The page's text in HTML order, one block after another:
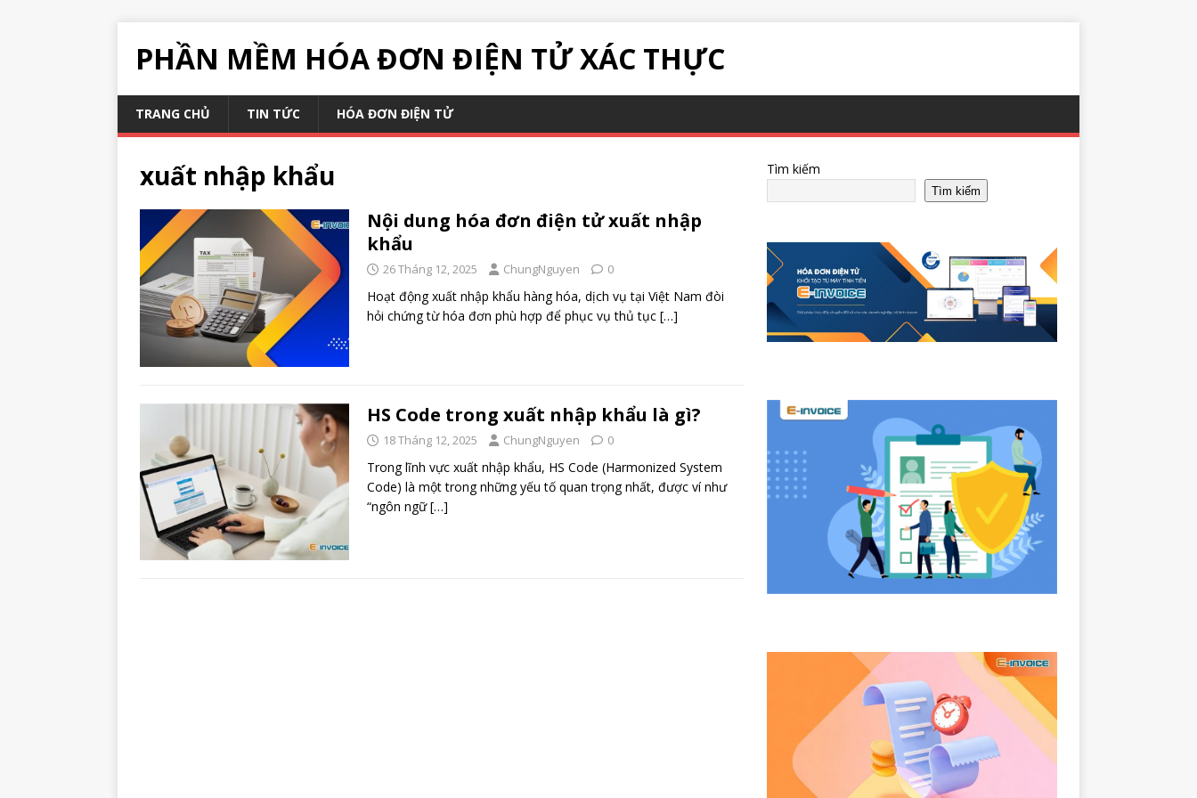
PHẦN MỀM HÓA ĐƠN ĐIỆN TỬ XÁC THỰC
TRANG CHỦ TIN TỨC HÓA ĐƠN ĐIỆN TỬ
xuất nhập khẩu
Nội dung hóa đơn điện tử xuất nhập
khẩu
26 Tháng 12, 2025 ChungNguyen 0
Hoạt động xuất nhập khẩu hàng hóa, dịch vụ tại Việt Nam đòi
hỏi chứng từ hóa đơn phù hợp để phục vụ thủ tục […]
HS Code trong xuất nhập khẩu là gì?
18 Tháng 12, 2025 ChungNguyen 0
Trong lĩnh vực xuất nhập khẩu, HS Code (Harmonized System
Code) là một trong những yếu tố quan trọng nhất, được ví như
“ngôn ngữ[…]
Tìm kiếm
Tìm kiếm